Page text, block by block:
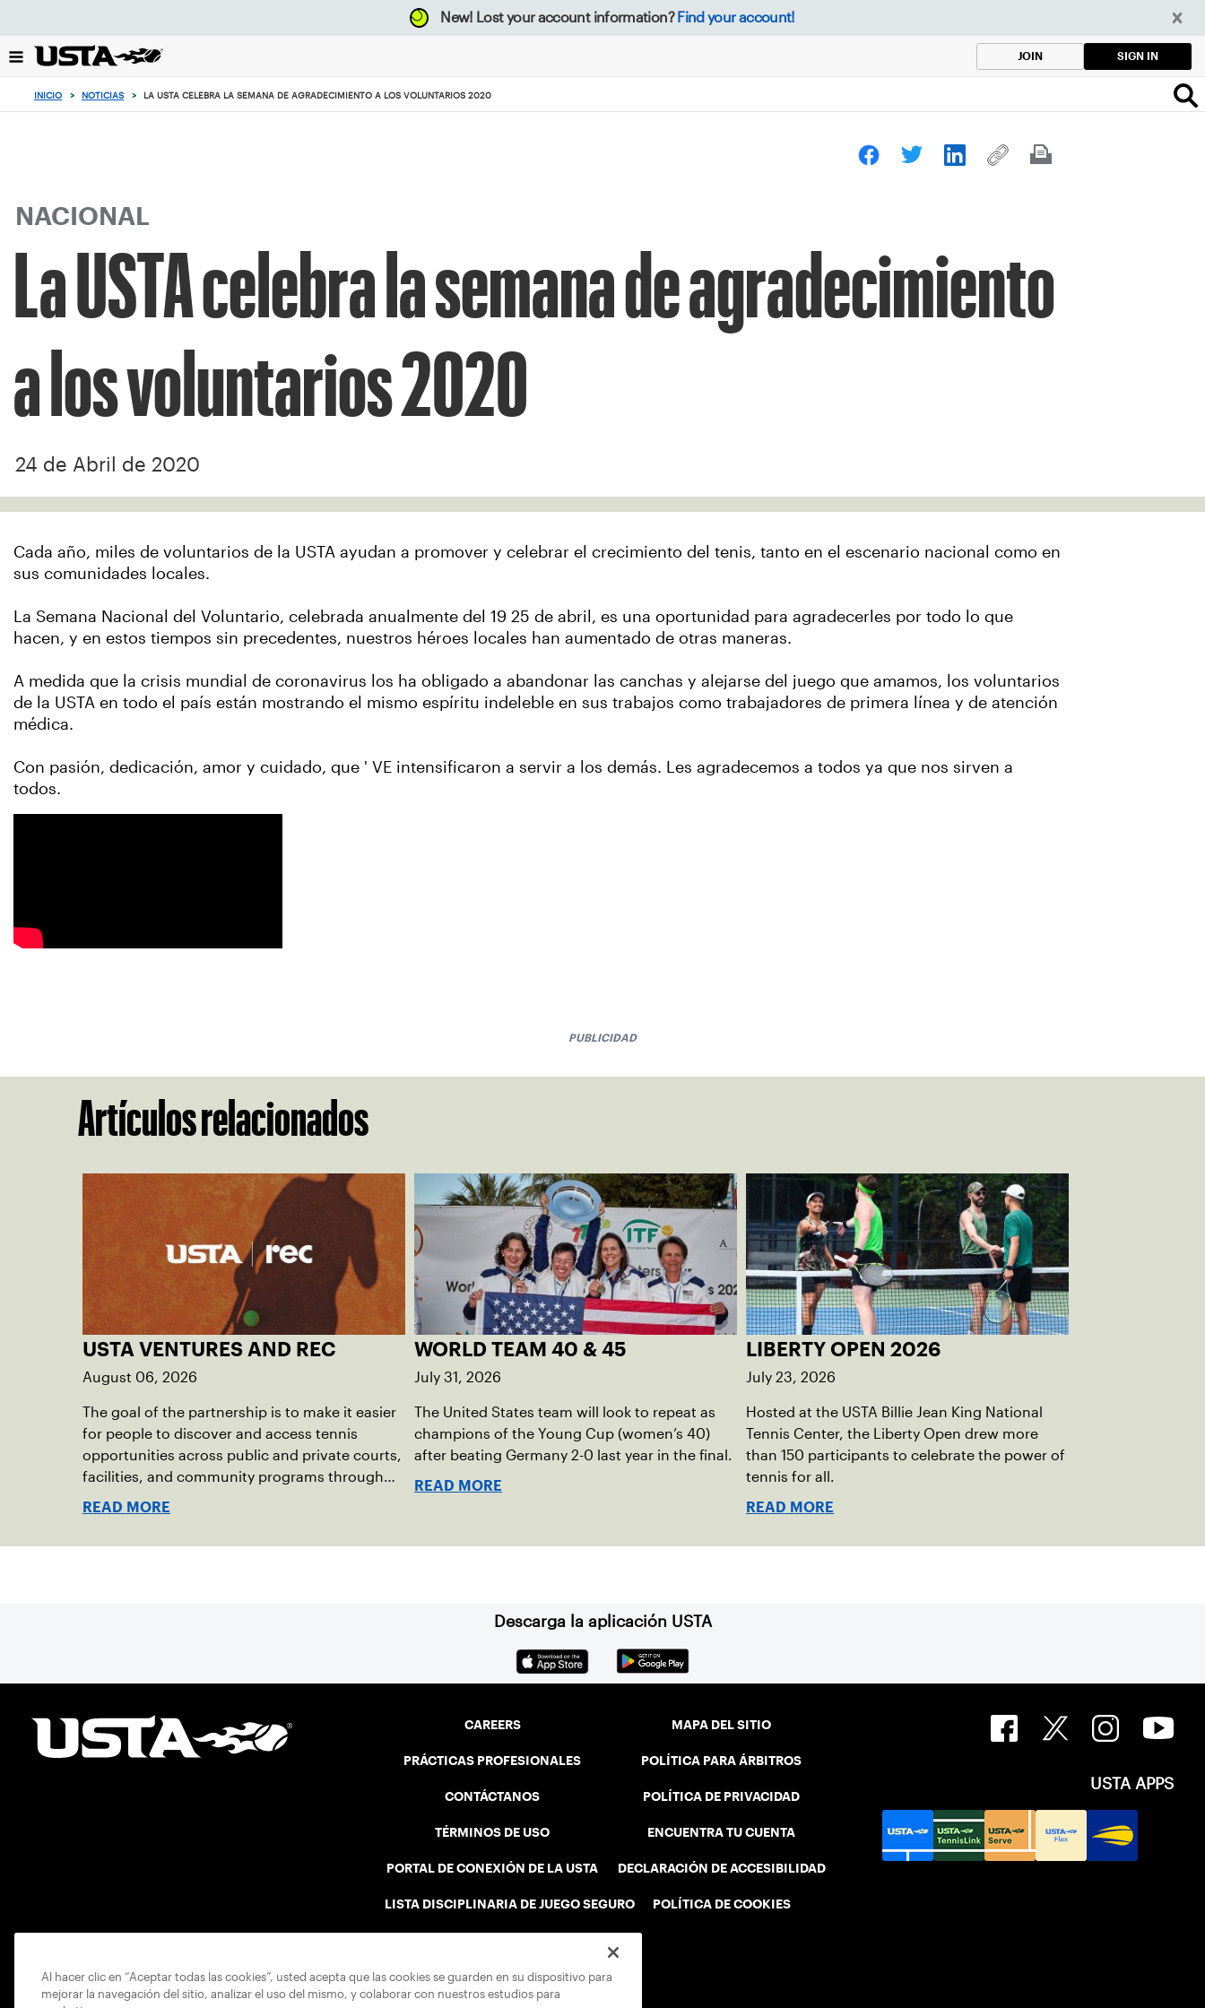
el
botón
New! Lost your account information? Find your account!
JOIN SIGN IN
INICIO > NOTICIAS > LA USTA CELEBRA LA SEMANA DE AGRADECIMIENTO A LOS VOLUNTARIOS 2020
NACIONAL
La USTA celebra la semana de agradecimiento
a los voluntarios 2020
24 de Abril de 2020
Cada año, miles de voluntarios de la USTA ayudan a promover y celebrar el crecimiento del tenis, tanto en el escenario nacional como en
sus comunidades locales.
La Semana Nacional del Voluntario, celebrada anualmente del 19 25 de abril, es una oportunidad para agradecerles por todo lo que
hacen, y en estos tiempos sin precedentes, nuestros héroes locales han aumentado de otras maneras.
A medida que la crisis mundial de coronavirus los ha obligado a abandonar las canchas y alejarse del juego que amamos, los voluntarios
de la USTA en todo el país están mostrando el mismo espíritu indeleble en sus trabajos como trabajadores de primera línea y de atención
médica.
Con pasión, dedicación, amor y cuidado, que ' VE intensificaron a servir a los demás. Les agradecemos a todos ya que nos sirven a
todos.
PUBLICIDAD
Artículos relacionados
USTA VENTURES AND REC
August 06, 2026
The goal of the partnership is to make it easier
for people to discover and access tennis
opportunities across public and private courts,
facilities, and community programs through
one connected network.
READ MORE
WORLD TEAM 40 & 45
July 31, 2026
The United States team will look to repeat as
champions of the Young Cup (women’s 40)
after beating Germany 2-0 last year in the final.
READ MORE
LIBERTY OPEN 2026
July 23, 2026
Hosted at the USTA Billie Jean King National
Tennis Center, the Liberty Open drew more
than 150 participants to celebrate the power of
tennis for all.
READ MORE
Descarga la aplicación USTA
CAREERS
PRÁCTICAS PROFESIONALES
CONTÁCTANOS
TÉRMINOS DE USO
PORTAL DE CONEXIÓN DE LA USTA
LISTA DISCIPLINARIA DE JUEGO SEGURO
MAPA DEL SITIO
POLÍTICA PARA ÁRBITROS
POLÍTICA DE PRIVACIDAD
ENCUENTRA TU CUENTA
DECLARACIÓN DE ACCESIBILIDAD
POLÍTICA DE COOKIES
USTA APPS
Al hacer clic en “Aceptar todas las cookies”, usted acepta que las cookies se guarden en su dispositivo para
mejorar la navegación del sitio, analizar el uso del mismo, y colaborar con nuestros estudios para